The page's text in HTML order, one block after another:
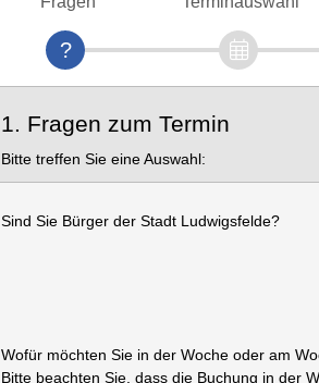
1. Fragen zum Termin
Bitte treffen Sie eine Auswahl:
Sind Sie Bürger der Stadt Ludwigsfelde?
Wofür möchten Sie in der Woche oder am
Bitte beachten Sie, dass die Buchung in der